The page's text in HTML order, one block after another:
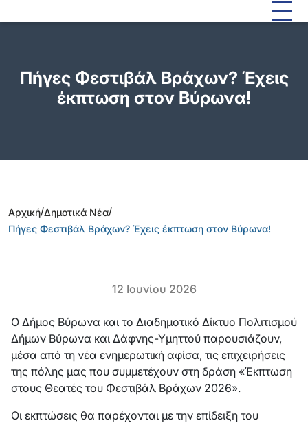
Πήγες Φεστιβάλ Βράχων? Έχεις
έκπτωση στον Βύρωνα!
Αρχική/Δημοτικά Νέα/
Πήγες Φεστιβάλ Βράχων? Έχεις έκπτωση στον Βύρωνα!
12 Ιουνίου 2026
Ο Δήμος Βύρωνα και το Διαδημοτικό Δίκτυο Πολιτισμού
Δήμων Βύρωνα και Δάφνης-Υμηττού παρουσιάζουν,
μέσα από τη νέα ενημερωτική αφίσα, τις επιχειρήσεις
της πόλης μας που συμμετέχουν στη δράση «Έκπτωση
στους Θεατές του Φεστιβάλ Βράχων 2026».
Οι εκπτώσεις θα παρέχονται με την επίδειξη του